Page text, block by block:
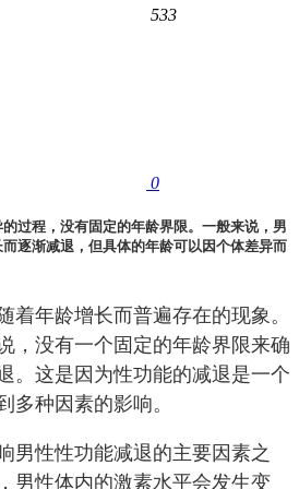
533
0
过程，没有固定的年龄界限。一般来说，男
逐渐减退，但具体的年龄可以因个体差异而
着年龄增长而普遍存在的现象。
，没有一个固定的年龄界限来确
。这是因为性功能的减退是一个
多种因素的影响。
男性性功能减退的主要因素之
男性体内的激素水平会发生变